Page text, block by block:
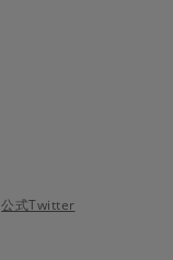
公式Twitter